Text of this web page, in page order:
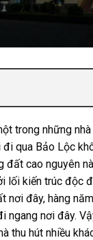
trong những
đi qua Bảo Lộc
đất cao nguyên
lối kiến trúc độc
nơi đây, hàng
ngang nơi đây.
thu hút nhiều